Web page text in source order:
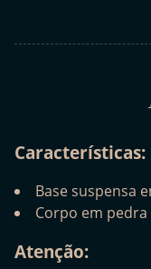
Características:
Base suspensa
Corpo em
Atenção: